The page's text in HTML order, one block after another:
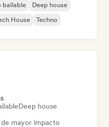
bailable
Deep house
House Techno
Deep house
de mayor impacto